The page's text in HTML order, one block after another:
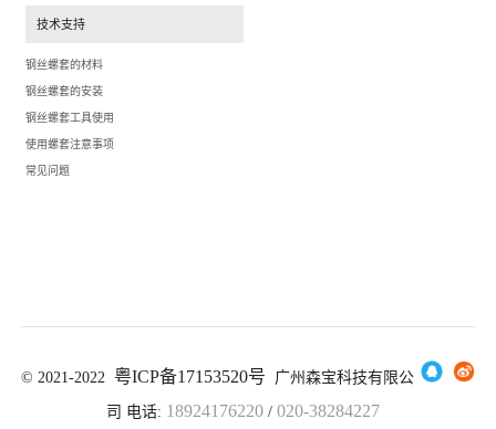
技术支持
钢丝螺套的材料
钢丝螺套的安装
钢丝螺套工具使用
使用螺套注意事项
常见问题
© 2021-2022 粤ICP备17153520号 广州森宝科技有限公
司 电话: 18924176220 /020-38284227